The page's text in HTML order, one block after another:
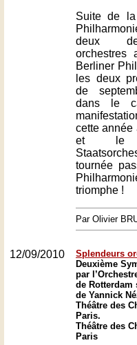
Suite de
deux
orchestres
Berliner
les deux
de
dans le
cette année
et le
tournée
triomphe !
Par Olivier
12/09/2010
Splendeurs
Deuxième
par
de
de Yannick
Théâtre des
Paris.
Théâtre des
Paris